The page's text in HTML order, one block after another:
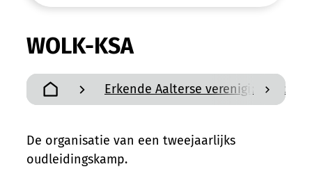
WOLK-KSA
scroll
Startpagina
Erkende Aalterse verenigingen en
De organisatie van een tweejaarlijks
oudleidingskamp.